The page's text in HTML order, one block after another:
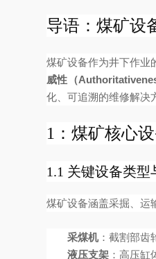
导语：煤矿设
煤矿设备作为井下作业
威性（
化、可追溯的维修解决
1：煤矿核心
1.1 关键设备类型
煤矿设备涵盖采掘、运
采煤机：截割部齿
液压支架 ：高压